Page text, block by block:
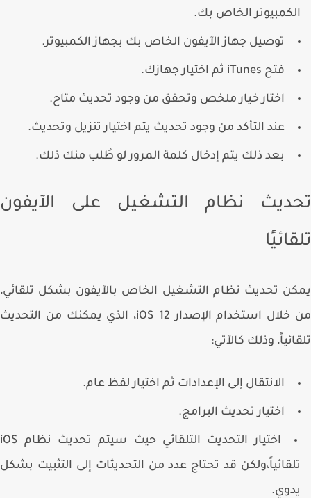
الخاص بك.
توصيل جهاز الآيفون الخاص بك بجهاز الكمبيوتر.
فتح iTunes ثم اختيار جهازك.
اختار خيار ملخص وتحقق من وجود تحديث متاح.
عند التأكد من وجود تحديث يتم اختيار تنزيل وتحديث.
بعد ذلك يتم إدخال كلمة المرور لو طُلب منك ذلك.
نظام التشغيل على الآيفون
تحديث نظام التشغيل الخاص بالآيفون بشكل تلقائي،
من خلال استخدام الإصدار iOS 12، الذي يمكنك من التحديث
وذلك كالآتي:
الانتقال إلى الإعدادات ثم اختيار لفظ عام.
اختيار تحديث البرامج.
اختيار التحديث التلقائي حيث سيتم تحديث نظام iOS
قد تحتاج عدد من التحديثات إلى التثبيت بشكل